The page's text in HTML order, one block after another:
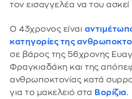
τον εισαγγελέα να του ασκεί
Ο 43χρονος είναι
κατηγορίες της
σε βάρος της 56χρονης
Φραγκιαδάκη και της
ανθρωποκτονίας κατά
για το μακελειό στα Βορίζια.